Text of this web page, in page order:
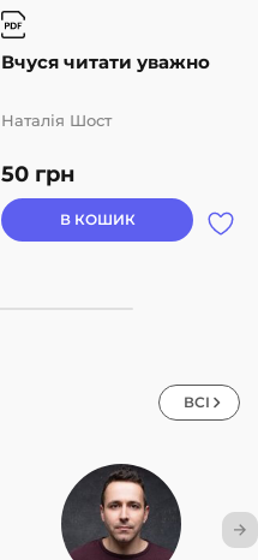
Вчуся читати уважно
50 грн
Наталія Шост
В КОШИК
ВСІ